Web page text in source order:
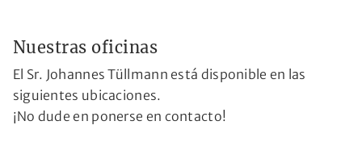
Nuestras oficinas
El Sr. Johannes Tüllmann está disponible en las
siguientes ubicaciones.
¡No dude en ponerse en contacto!